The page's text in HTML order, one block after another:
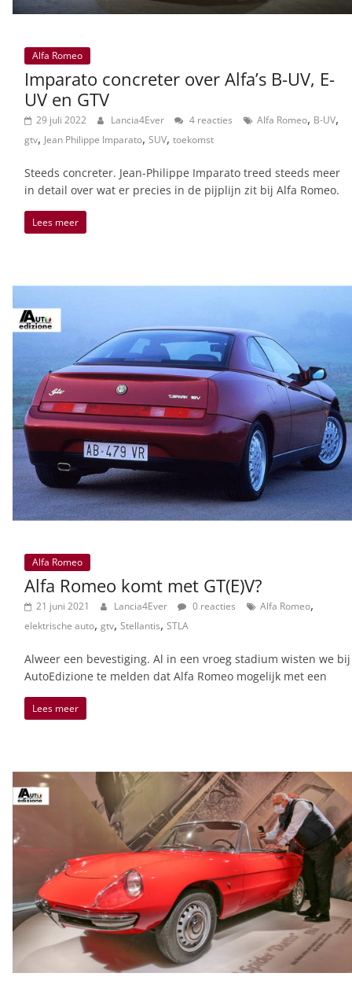
Alfa Romeo
Imparato concreter over Alfa’s B-UV, E-
UV en GTV
29 juli 2022 Lancia4Ever 4 reacties Alfa Romeo, B-UV,
gtv, Jean Philippe Imparato, SUV, toekomst
Steeds concreter. Jean-Philippe Imparato treed steeds meer
in detail over wat er precies in de pijplijn zit bij Alfa Romeo.
Lees meer
Alfa Romeo
Alfa Romeo komt met GT(E)V?
21 juni 2021 Lancia4Ever 0 reacties Alfa Romeo,
elektrische auto, gtv, Stellantis, STLA
Alweer een bevestiging. Al in een vroeg stadium wisten we bij
AutoEdizione te melden dat Alfa Romeo mogelijk met een
Lees meer